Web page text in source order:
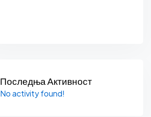
Последња Активност
No activity found!